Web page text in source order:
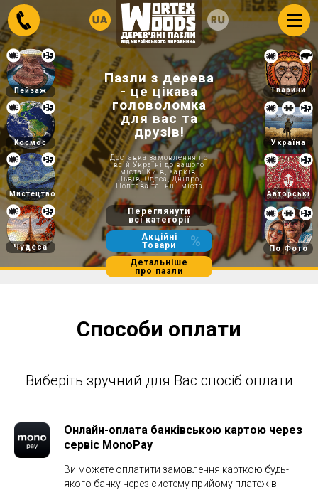
Переглянути
всі категорії
Акційні
Товари
%
Пазли з дерева
- це цікава
головоломка
для вас та
друзів!
Доставка замовлення по
всій Україні до вашого
міста: Київ, Харків,
Львів, Одеса, Дніпро,
Полтава та інші міста
По Фото
Україна
Пейзаж
Чудеса
Космос
Мистецтво Авторські
Тварини
Детальніше
про пазли
Способи оплати
Виберіть зручний для Вас спосіб оплати
Онлайн-оплата банківською картою через
сервіс MonoPay
Ви можете оплатити замовлення карткою будь-
якого банку через систему прийому платежів